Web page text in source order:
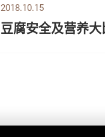
2018.10.15
豆腐安全及营养